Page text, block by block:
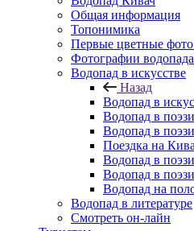
Общая информация
Топонимика
Первые цветные фото
Фотографии водопада
Водопад в искусстве
Назад
Водопад в
Водопад в
Водопад в
Поездка на
Водопад в
Водопад в
Водопад на
Водопад в литературе
Смотреть он-лайн